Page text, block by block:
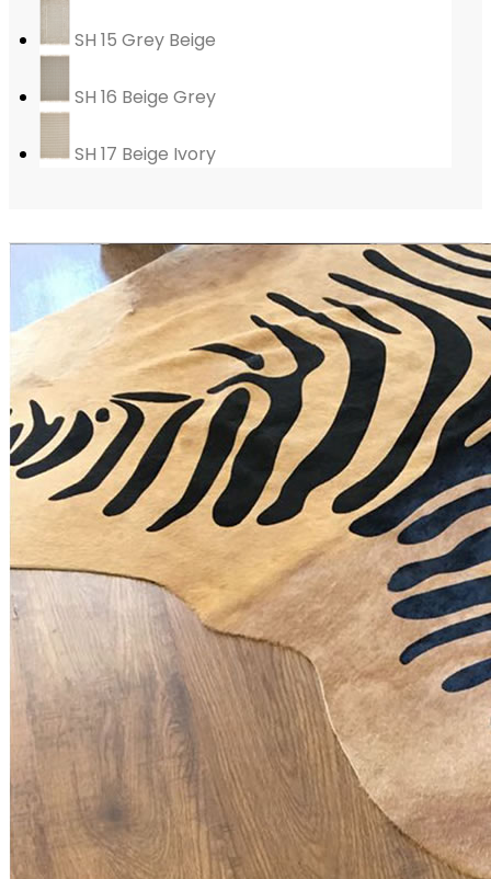
SH 15 Grey Beige
SH 16 Beige Grey
SH 17 Beige Ivory